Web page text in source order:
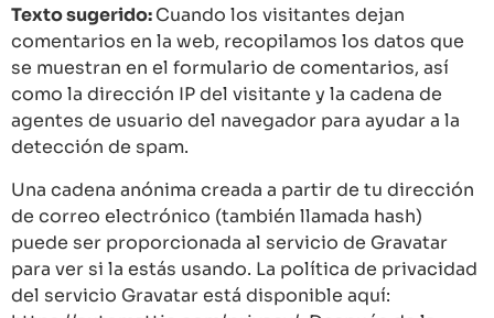
Texto sugerido:Cuando los visitantes dejan
comentarios en la web, recopilamos los datos que
se muestran en el formulario de comentarios, así
como la dirección IP del visitante y la cadena de
agentes de usuario del navegador para ayudar a la
detección de spam.
Una cadena anónima creada a partir de tu dirección
de correo electrónico (también llamada hash)
puede ser proporcionada al servicio de Gravatar
para ver si la estás usando. La política de privacidad
del servicio Gravatar está disponible aquí: